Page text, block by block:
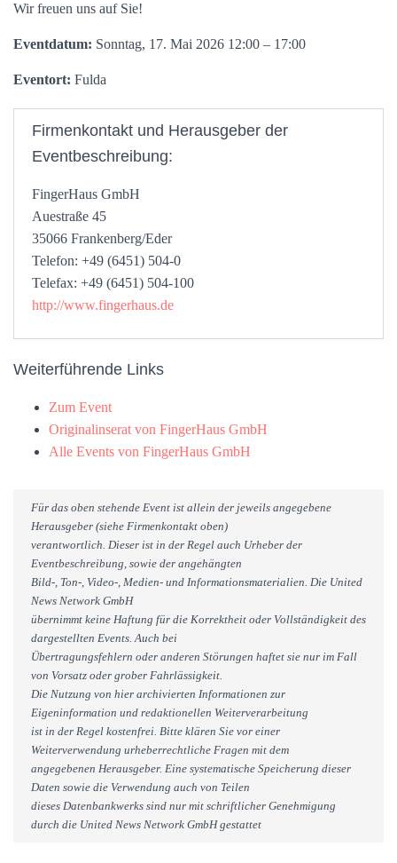
Wir freuen uns auf Sie!
Eventdatum: Sonntag, 17. Mai 2026 12:00 – 17:00
Eventort: Fulda
Firmenkontakt und Herausgeber der
Eventbeschreibung:
FingerHaus GmbH
Auestraße 45
35066 Frankenberg/Eder
Telefon: +49 (6451) 504-0
Telefax: +49 (6451) 504-100
http://www.fingerhaus.de
Weiterführende Links
Zum Event
Originalinserat von FingerHaus GmbH
Alle Events von FingerHaus GmbH
Für das oben stehende Event ist allein der jeweils angegebene
Herausgeber (siehe Firmenkontakt oben)
verantwortlich. Dieser ist in der Regel auch Urheber der
Eventbeschreibung, sowie der angehängten
Bild-, Ton-, Video-, Medien- und Informationsmaterialien. Die United
News Network GmbH
übernimmt keine Haftung für die Korrektheit oder Vollständigkeit des
dargestellten Events. Auch bei
Übertragungsfehlern oder anderen Störungen haftet sie nur im Fall
von Vorsatz oder grober Fahrlässigkeit.
Die Nutzung von hier archivierten Informationen zur
Eigeninformation und redaktionellen Weiterverarbeitung
ist in der Regel kostenfrei. Bitte klären Sie vor einer
Weiterverwendung urheberrechtliche Fragen mit dem
angegebenen Herausgeber. Eine systematische Speicherung dieser
Daten sowie die Verwendung auch von Teilen
dieses Datenbankwerks sind nur mit schriftlicher Genehmigung
durch die United News Network GmbH gestattet